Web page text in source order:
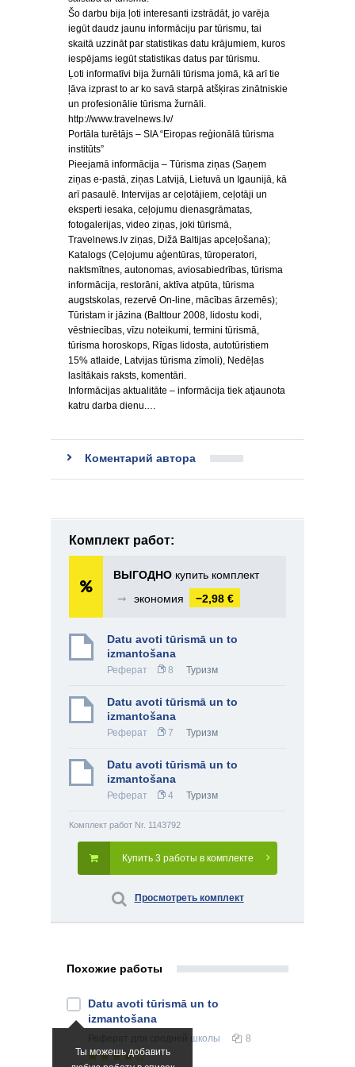
Šo darbu bija ļoti interesanti izstrādāt, jo varēja
iegūt daudz jaunu informāciju par tūrismu, tai
skaitā uzzināt par statistikas datu krājumiem, kuros
iespējams iegūt statistikas datus par tūrismu.
Ļoti informatīvi bija žurnāli tūrisma jomā, kā arī tie
ļāva izprast to ar ko savā starpā atšķiras zinātniskie
un profesionālie tūrisma žurnāli.
http://www.travelnews.lv/
Portāla turētājs – SIA “Eiropas reģionālā tūrisma
institūts”
Pieejamā informācija – Tūrisma ziņas (Saņem
ziņas e-pastā, ziņas Latvijā, Lietuvā un Igaunijā, kā
arī pasaulē. Intervijas ar ceļotājiem, ceļotāji un
eksperti iesaka, ceļojumu dienasgrāmatas,
fotogalerijas, video ziņas, joki tūrismā,
Travelnews.lv ziņas, Dižā Baltijas apceļošana);
Katalogs (Ceļojumu aģentūras, tūroperatori,
naktsmītnes, autonomas, aviosabiedrības, tūrisma
informācija, restorāni, aktīva atpūta, tūrisma
augstskolas, rezervē On-line, mācības ārzemēs);
Tūristam ir jāzina (Balttour 2008, lidostu kodi,
vēstniecības, vīzu noteikumi, termini tūrismā,
tūrisma horoskops, Rīgas lidosta, autotūristiem
15% atlaide, Latvijas tūrisma zīmoli), Nedēļas
lasītākais raksts, komentāri.
Informācijas aktualitāte – informācija tiek atjaunota
katru darba dienu.…
Коментарий автора
Комплект работ:
ВЫГОДНО купить комплект
➞
экономия −2,98 €
Datu avoti tūrismā un to
izmantošana
Реферат 8 Туризм
Datu avoti tūrismā un to
izmantošana
Реферат 7 Туризм
Datu avoti tūrismā un to
izmantošana
Реферат 4 Туризм
Комплект работ Nr. 1143792
Купить 3 работы в комплекте
Просмотреть комплект
Похожие работы
Ты можешь добавить
Datu avoti tūrismā un to
izmantošana
для средней школы 8